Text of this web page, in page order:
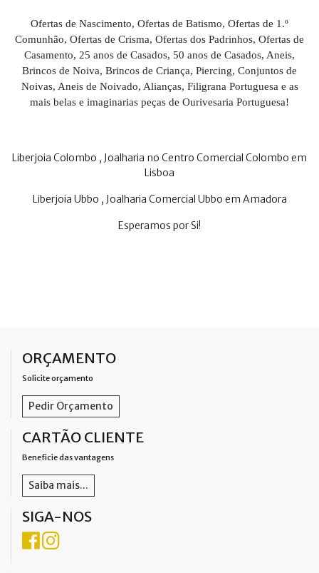
Ofertas de Nascimento, Ofertas de Batismo, Ofertas de 1.º
Comunhão, Ofertas de Crisma, Ofertas dos Padrinhos, Ofertas de
Casamento, 25 anos de Casados, 50 anos de Casados, Aneis,
Brincos de Noiva, Brincos de Criança, Piercing, Conjuntos de
Noivas, Aneis de Noivado, Alianças, Filigrana Portuguesa e as
mais belas e imaginarias peças de Ourivesaria Portuguesa!
Liberjoia Colombo , Joalharia no Centro Comercial Colombo em
Lisboa
Liberjoia Ubbo , Joalharia Comercial Ubbo em Amadora
Esperamos por Si!
ORÇAMENTO
Solicite orçamento
Pedir Orçamento
CARTÃO CLIENTE
Beneficie das vantagens
Saiba mais...
SIGA-NOS